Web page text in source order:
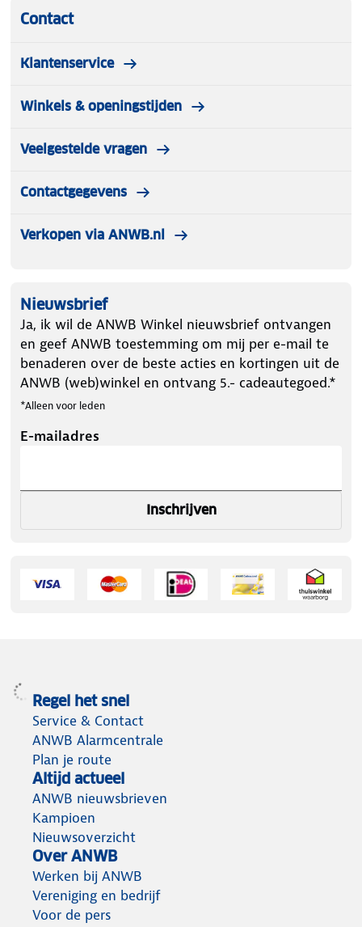
Contact
Klantenservice
Winkels & openingstijden
Veelgestelde vragen
Contactgegevens
Verkopen via ANWB.nl
Nieuwsbrief
Ja, ik wil de ANWB Winkel nieuwsbrief ontvangen
en geef ANWB toestemming om mij per e-mail te
benaderen over de beste acties en kortingen uit de
ANWB (web)winkel en ontvang 5.- cadeautegoed.*
*Alleen voor leden
E-mailadres
Inschrijven
Regel het snel
Service & Contact
ANWB Alarmcentrale
Plan je route
Altijd actueel
ANWB nieuwsbrieven
Kampioen
Nieuwsoverzicht
Over ANWB
Werken bij ANWB
Vereniging en bedrijf
Voor de pers